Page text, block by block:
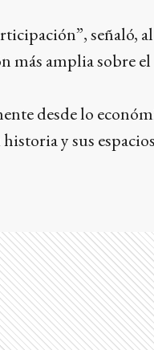
señaló, al
más amplia sobre el
desde lo
y sus